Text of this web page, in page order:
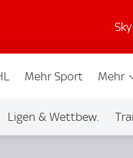
Mehr Sport Mehr
Ligen & Wettbew.